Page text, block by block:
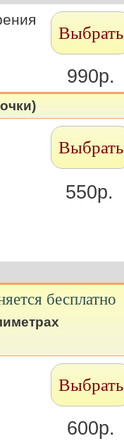
Выбрать
990р.
Выбрать
550р.
бесплатно
Выбрать
600р.